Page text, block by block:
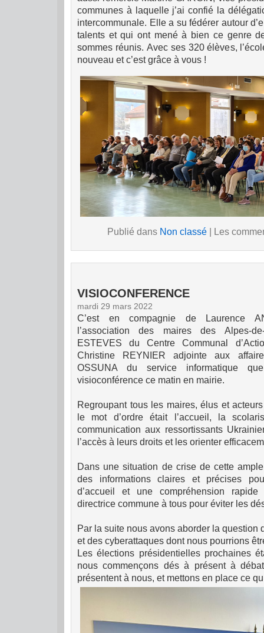
communes à laquelle j’ai confié la
intercommunale. Elle a su fédérer autour
talents et qui ont mené à bien ce genre
sommes réunis. Avec ses 320 élèves,
nouveau et c’est grâce à vous !
Publié dans Non classé| Les
VISIOCONFERENCE
mardi 29 mars 2022
C’esten compagnie de Laurence
l’association des maires des Alpes-
ESTEVES du Centre Communal
Christine REYNIER adjointe aux
OSSUNA du service informatique
visioconférence ce matin en mairie.
Regroupant tous les maires, élus et
le mot d’ordre était l’accueil, la
communication aux ressortissants
l’accès à leurs droits et les orienter
Dans une situation de crise de cette
des informations claires et précises
d’accueil et une compréhension
directrice commune à tous pour éviter les
Par la suite nous avons aborder la question
et des cyberattaques dont nous pourrions
Les élections présidentielles prochaines
nous commençons dés à présent à
présentent à nous, et mettons en place ce